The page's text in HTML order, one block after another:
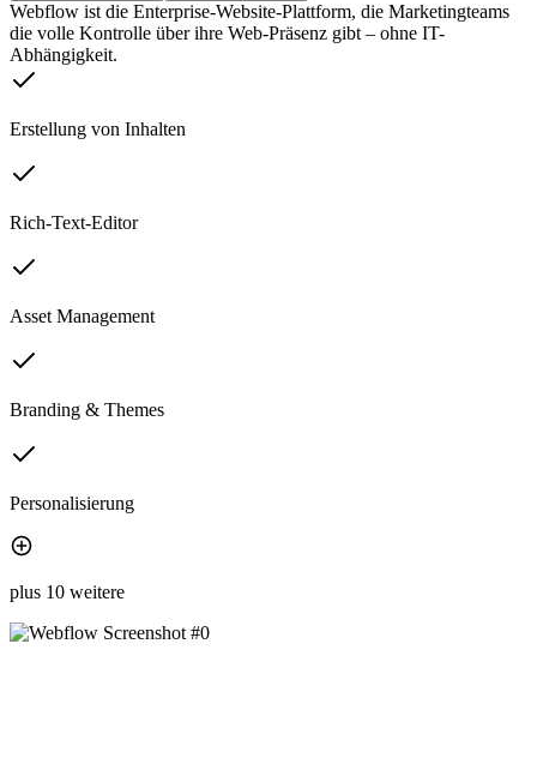
Webflow ist die Enterprise-Website-Plattform, die Marketingteams
die volle Kontrolle über ihre Web-Präsenz gibt – ohne IT-
Abhängigkeit.
Erstellung von Inhalten
Rich-Text-Editor
Asset Management
Branding & Themes
Personalisierung
plus 10 weitere